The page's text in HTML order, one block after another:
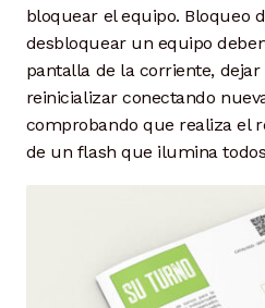
bloquear el equipo. Bloqueo
desbloquear un equipo
pantalla de la corriente,
reinicializar conectando
comprobando que realiza el
de un flash que ilumina